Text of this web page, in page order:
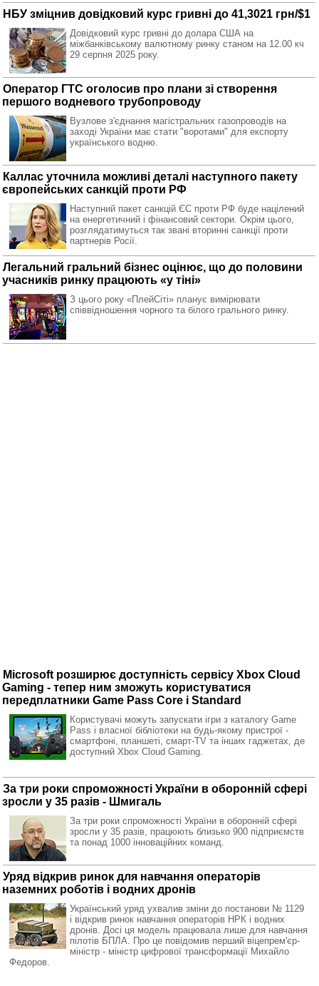
НБУ зміцнив довідковий курс гривні до 41,3021 грн/$1
Довідковий курс гривні до долара США на
міжбанківському валютному ринку станом на 12.00 кч
29 серпня 2025 року.
Оператор ГТС оголосив про плани зі створення
першого водневого трубопроводу
Вузлове з'єднання магістральних газопроводів на
заході України має стати "воротами" для експорту
українського водню.
Каллас уточнила можливі деталі наступного пакету
європейських санкцій проти РФ
Наступний пакет санкцій ЄС проти РФ буде націлений
на енергетичний і фінансовий сектори. Окрім цього,
розглядатимуться так звані вторинні санкції проти
партнерів Росії.
Легальний гральний бізнес оцінює, що до половини
учасників ринку працюють «у тіні»
З цього року «ПлейСіті» планує вимірювати
співвідношення чорного та білого грального ринку.
Microsoft розширює доступність сервісу Xbox Cloud
Gaming - тепер ним зможуть користуватися
передплатники Game Pass Core і Standard
Користувачі можуть запускати ігри з каталогу Game
Pass і власної бібліотеки на будь-якому пристрої -
смартфоні, планшеті, смарт-TV та інших гаджетах, де
доступний Xbox Cloud Gaming.
За три роки спроможності України в оборонній сфері
зросли у 35 разів - Шмигаль
За три роки спроможності України в оборонній сфері
зросли у 35 разів, працюють близько 900 підприємств
та понад 1000 інноваційних команд.
Уряд відкрив ринок для навчання операторів
наземних роботів і водних дронів
Український уряд ухвалив зміни до постанови № 1129
і відкрив ринок навчання операторів НРК і водних
дронів. Досі ця модель працювала лише для навчання
пілотів БПЛА. Про це повідомив перший віцепрем'єр-
міністр - міністр цифрової трансформації Михайло
Федоров.